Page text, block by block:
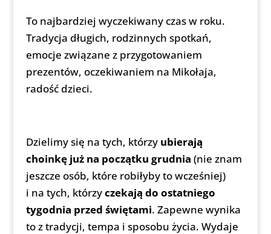
To najbardziej wyczekiwany czas w roku.
Tradycja długich, rodzinnych spotkań,
emocje związane z przygotowaniem
prezentów, oczekiwaniem na Mikołaja,
radość dzieci.
Dzielimy się na tych, którzy ubierają
choinkę już na początku grudnia (nie znam
jeszcze osób, które robiłyby to wcześniej)
i na tych, którzyczekają do ostatniego
tygodnia przed świętami. Zapewne wynika
to z tradycji, tempa i sposobu życia. Wydaje